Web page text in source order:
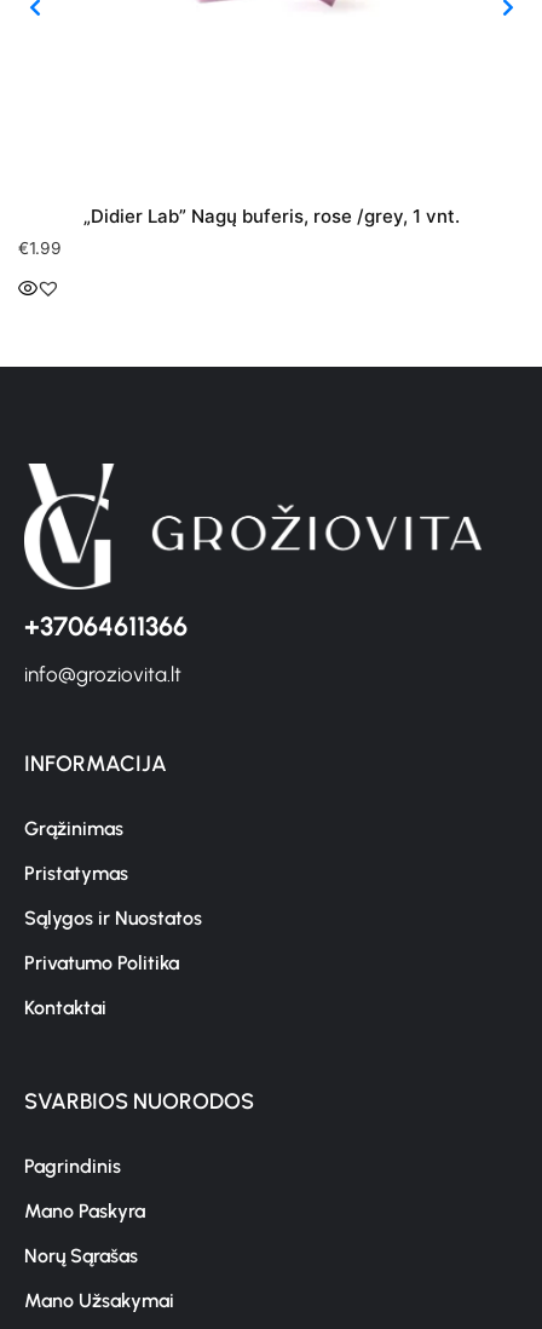
„Didier Lab” Nagų buferis, rose /grey, 1 vnt.
€1.99
+37064611366
info@groziovita.lt
INFORMACIJA
Grąžinimas
Pristatymas
Sąlygos ir Nuostatos
Privatumo Politika
Kontaktai
SVARBIOS NUORODOS
Pagrindinis
Mano Paskyra
Norų Sąrašas
Mano Užsakymai